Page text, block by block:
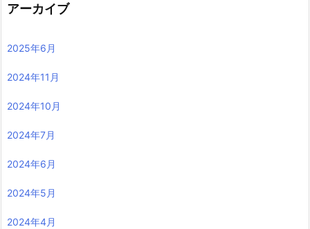
アーカイブ
2025年6月
2024年11月
2024年10月
2024年7月
2024年6月
2024年5月
2024年4月